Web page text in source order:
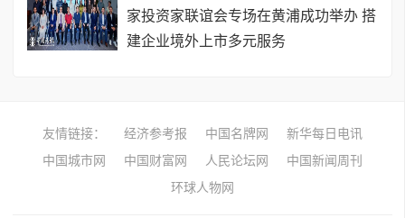
家投资家联谊会专场在黄浦成功举办 搭
建企业境外上市多元服务
友情链接： 经济参考报 中国名牌网
新华每日电讯
中国城市网
中国财富网 人民论坛网
中国新闻周刊
环球人物网